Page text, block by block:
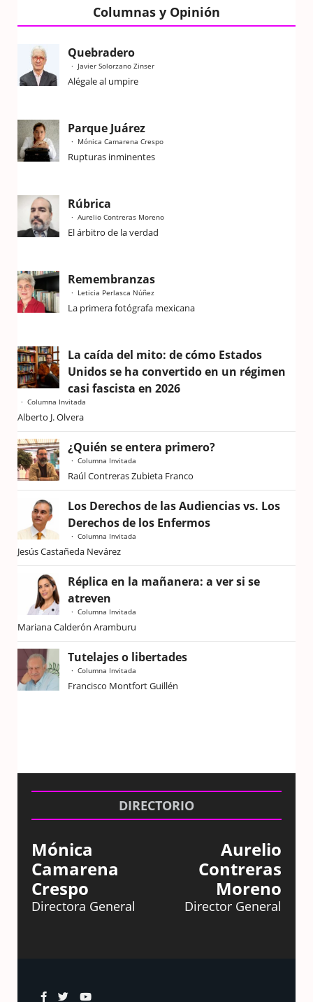
Columnas y Opinión
Quebradero
Javier Solorzano Zinser
Alégale al umpire
Parque Juárez
Mónica Camarena Crespo
Rupturas inminentes
Rúbrica
Aurelio Contreras Moreno
El árbitro de la verdad
Remembranzas
Leticia Perlasca Núñez
La primera fotógrafa mexicana
La caída del mito: de cómo Estados
Unidos se ha convertido en un régimen
casi fascista en 2026
Columna Invitada
Alberto J. Olvera
¿Quién se entera primero?
Columna Invitada
Raúl Contreras Zubieta Franco
Los Derechos de las Audiencias vs. Los
Derechos de los Enfermos
Columna Invitada
Jesús Castañeda Nevárez
Réplica en la mañanera: a ver si se
atreven
Columna Invitada
Mariana Calderón Aramburu
Tutelajes o libertades
Columna Invitada
Francisco Montfort Guillén
DIRECTORIO
Mónica
Camarena
Crespo
Directora General
Aurelio
Contreras
Moreno
Director General